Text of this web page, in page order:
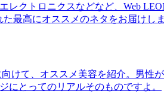
クトロニクスなどなど、Web
最高にオススメのネタをお届けし
けて、オススメ美容を紹介。男
にとってのリアルそのものですよ。